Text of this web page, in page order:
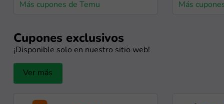
Más cupones de Temu Más
Cupones exclusivos
¡Disponible solo en nuestro sitio web!
Ver más